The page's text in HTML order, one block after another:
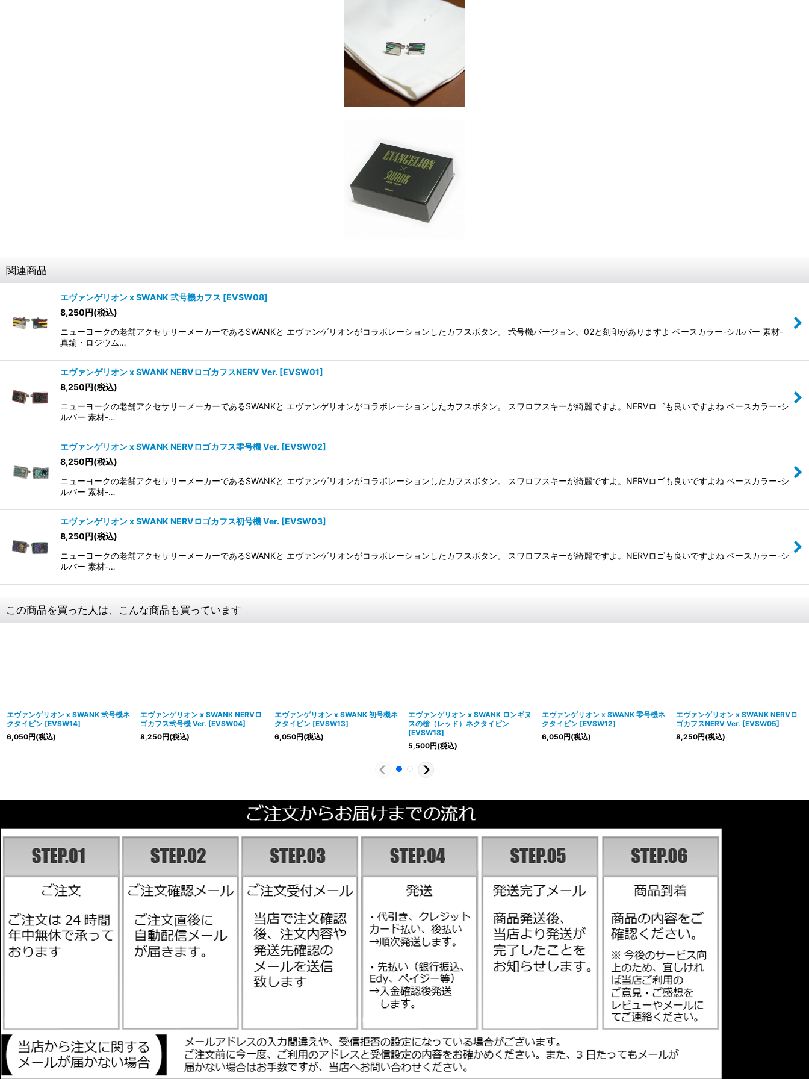
関連商品
エヴァンゲリオン x SWANK 弐号機カフス [EVSW08]
8,250円(税込)
ニューヨークの老舗アクセサリーメーカーであるSWANKと エヴァンゲリオンがコラボレーションしたカフスボタン。 弐号機バージョン。02と刻印がありますよ ベースカラー-シルバー 素材-
真鍮・ロジウム…
エヴァンゲリオン x SWANK NERVロゴカフスNERV Ver. [EVSW01]
8,250円(税込)
ニューヨークの老舗アクセサリーメーカーであるSWANKと エヴァンゲリオンがコラボレーションしたカフスボタン。 スワロフスキーが綺麗ですよ。NERVロゴも良いですよね ベースカラー-シ
ルバー 素材-…
エヴァンゲリオン x SWANK NERVロゴカフス零号機 Ver. [EVSW02]
8,250円(税込)
ニューヨークの老舗アクセサリーメーカーであるSWANKと エヴァンゲリオンがコラボレーションしたカフスボタン。 スワロフスキーが綺麗ですよ。NERVロゴも良いですよね ベースカラー-シ
ルバー 素材-…
エヴァンゲリオン x SWANK NERVロゴカフス初号機 Ver. [EVSW03]
8,250円(税込)
ニューヨークの老舗アクセサリーメーカーであるSWANKと エヴァンゲリオンがコラボレーションしたカフスボタン。 スワロフスキーが綺麗ですよ。NERVロゴも良いですよね ベースカラー-シ
ルバー 素材-…
この商品を買った人は、こんな商品も買っています
エヴァンゲリオン x SWANK 弐号機ネ
クタイピン [EVSW14]
6,050円(税込)
エヴァンゲリオン x SWANK NERVロ
ゴカフス弐号機 Ver. [EVSW04]
8,250円(税込)
エヴァンゲリオン x SWANK 初号機ネ
クタイピン [EVSW13]
6,050円(税込)
エヴァンゲリオン x SWANK ロンギヌ
スの槍（レッド）ネクタイピン
[EVSW18]
5,500円(税込)
エヴァンゲリオン x SWANK 零号機ネ
クタイピン [EVSW12]
6,050円(税込)
エヴァンゲリオン x SWANK NERVロ
ゴカフスNERV Ver. [EVSW05]
8,250円(税込)